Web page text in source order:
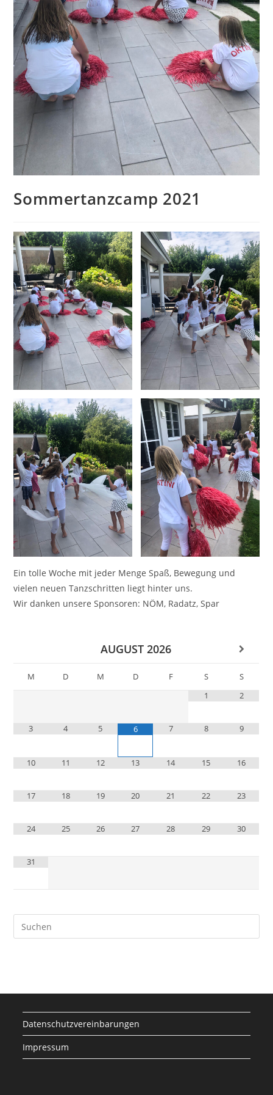
Sommertanzcamp 2021
Ein tolle Woche mit jeder Menge Spaß, Bewegung und
vielen neuen Tanzschritten liegt hinter uns.
Wir danken unsere Sponsoren: NÖM, Radatz, Spar
AUGUST 2026
M D M D F S
S
1
2
3 4 5 6 7 8 9
10 11 12 13 14 15 16
17 18 19 20 21 22 23
24 25 26 27 28 29 30
31
Datenschutzvereinbarungen
Impressum